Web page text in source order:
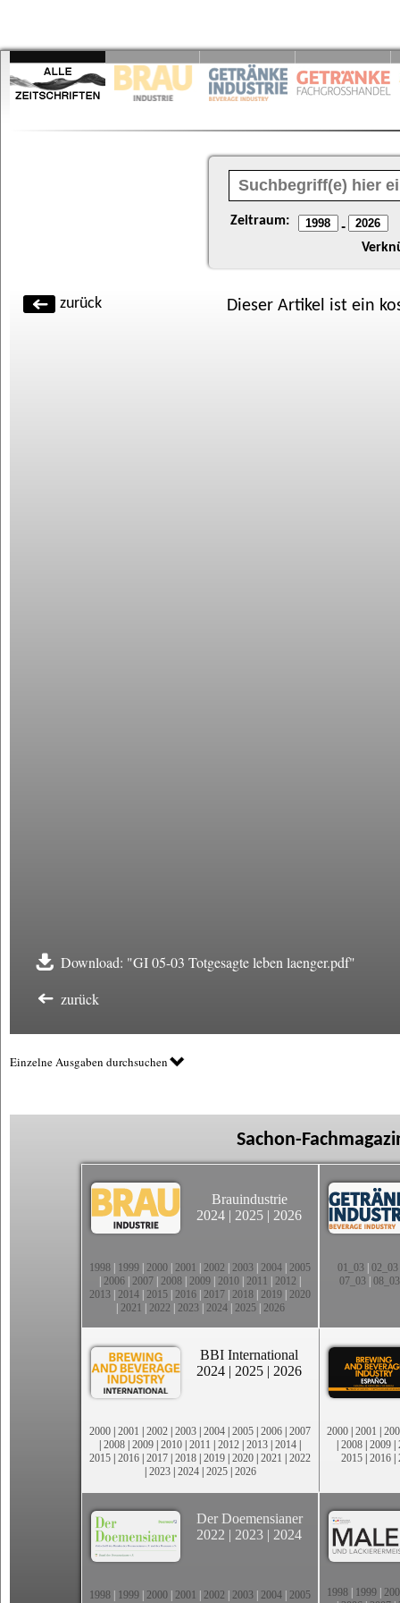
Zeitraum: -
zurück Dieser Artikel ist ein
Download: "GI 05-03 Totgesagte leben laenger.pdf"
zurück
Einzelne Ausgaben durchsuchen
Sachon-
Brauindustrie
2024 | 2025 | 2026
1998 1999 2000 2001 2002 2003 2004 2005
2006 2007 2008 2009 2010 2011 2012
2013 2014 2015 2016 2017 2018 2019 2020
2021 2022 2023| 2024| 2025| 2026
01_03| 02_03
07_03 08_03
BBI International
2024 | 2025 | 2026
2000 | 2001 | 2002 | 2003 | 2004 | 2005 | 2006 | 2007
| 2008 | 2009 | 2010 | 2011 | 2012 | 2013 | 2014 |
2015 | 2016 | 2017 | 2018 | 2019 | 2020 | 2021 | 2022
| 2023| 2024| 2025| 2026
2000 | 2001 |
| 2008 | 2009 |
2015 | 2016 |
Der Doemensianer
2022 | 2023 | 2024
1998 1999 2000 2001 2002 2003 2004 2005
1998 1999